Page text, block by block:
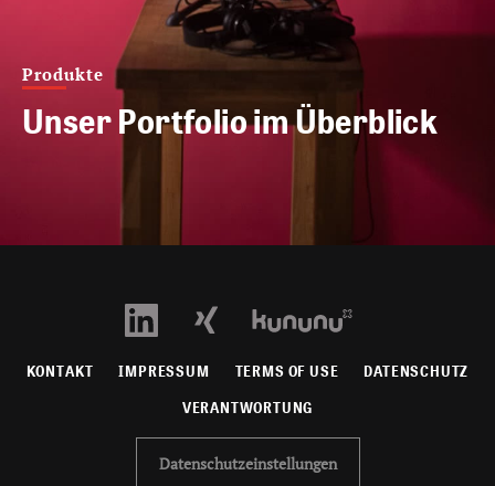
Produkte
Unser Portfolio im Überblick
KONTAKT IMPRESSUM TERMS OF USE DATENSCHUTZ
VERANTWORTUNG
Datenschutzeinstellungen